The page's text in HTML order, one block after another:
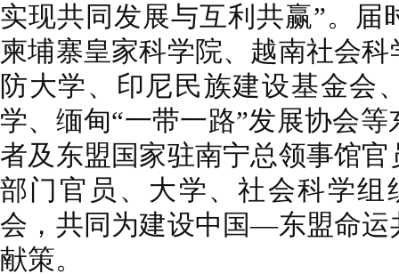
实现共同发展与互利共赢”。届
柬埔寨皇家科学院、越南社会
防大学、印尼民族建设基金会
学、缅甸“一带一路”发展协会
者及东盟国家驻南宁总领事馆
部门官员、大学、社会科学组
会，共同为建设中国—东盟命运
献策。